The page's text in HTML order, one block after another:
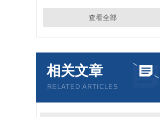
查看全部
相关文章
RELATED ARTICLES